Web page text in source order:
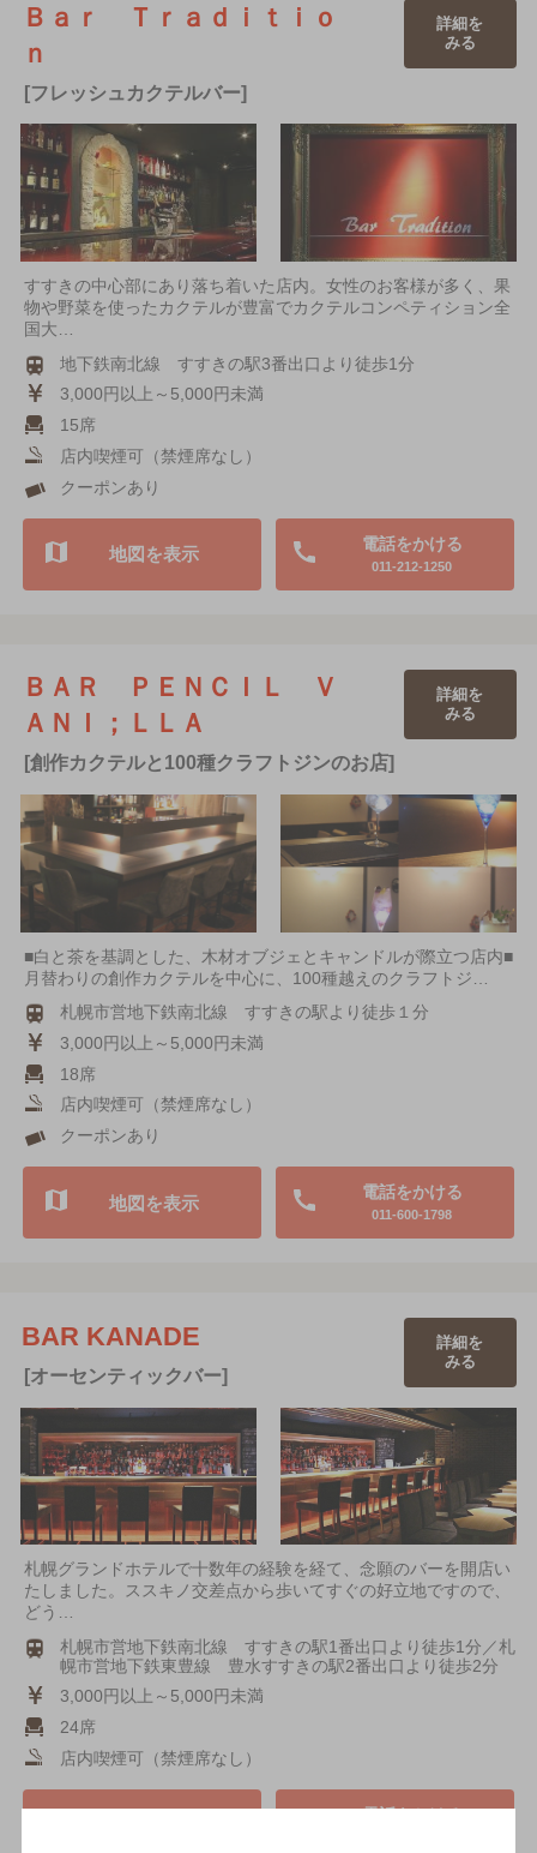
Ｂａｒ Ｔｒａｄｉｔｉｏ
ｎ
[フレッシュカクテルバー]
詳細を
みる
すすきの中心部にあり落ち着いた店内。女性のお客様が多く、果
物や野菜を使ったカクテルが豊富でカクテルコンペティション全
国大…
地下鉄南北線 すすきの駅3番出口より徒歩1分
3,000円以上～5,000円未満
15席
店内喫煙可（禁煙席なし）
クーポンあり
電話をかける
011-212-1250
地図を表示
ＢＡＲ ＰＥＮＣＩＬ Ｖ
ＡＮＩ；ＬＬＡ
[創作カクテルと100種クラフトジンのお店]
詳細を
みる
■白と茶を基調とした、木材オブジェとキャンドルが際立つ店内■
月替わりの創作カクテルを中心に、100種越えのクラフトジ…
札幌市営地下鉄南北線 すすきの駅より徒歩１分
3,000円以上～5,000円未満
18席
店内喫煙可（禁煙席なし）
クーポンあり
電話をかける
011-600-1798
地図を表示
BAR KANADE
[オーセンティックバー]
詳細を
みる
札幌グランドホテルで十数年の経験を経て、念願のバーを開店い
たしました。ススキノ交差点から歩いてすぐの好立地ですので、
どう…
札幌市営地下鉄南北線 すすきの駅1番出口より徒歩1分／札
幌市営地下鉄東豊線 豊水すすきの駅2番出口より徒歩2分
3,000円以上～5,000円未満
24席
店内喫煙可（禁煙席なし）
電話をかける